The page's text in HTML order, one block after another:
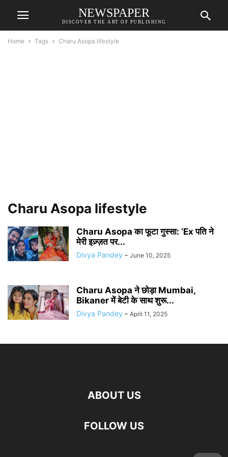
NEWSPAPER
DISCOVER THE ART OF PUBLISHING
Home Tags Charu Asopa lifestyle
Charu Asopa lifestyle
Charu Asopa का फूटा गुस्सा: ‘Ex पति ने
मेरी इज़्ज़त पर...
Divya Pandey - June 10, 2025
Charu Asopa ने छोड़ा Mumbai,
Bikaner में बेटी के साथ शुरू...
Divya Pandey - April 11, 2025
ABOUT US
FOLLOW US